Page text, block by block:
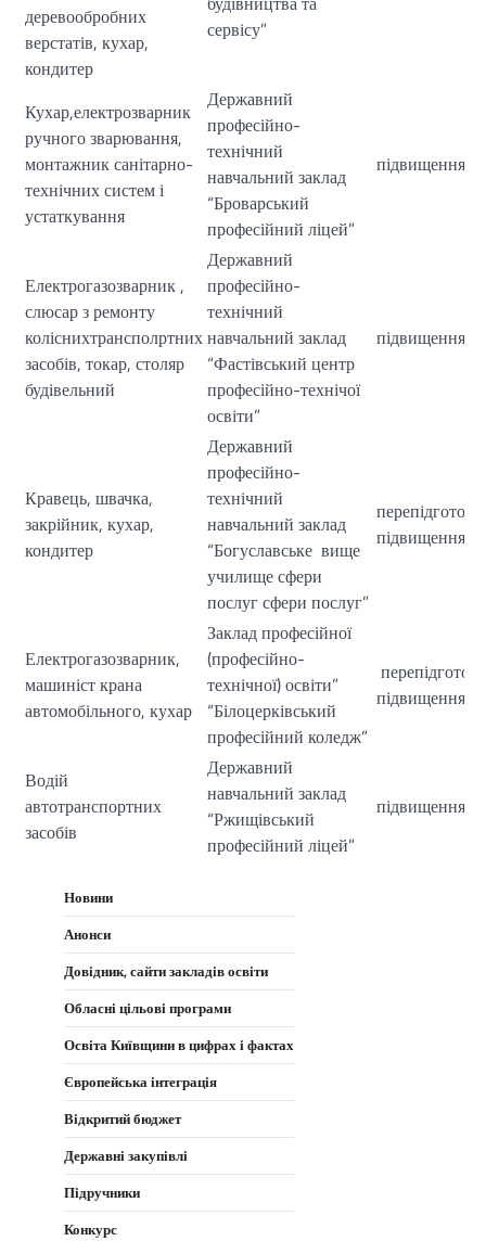
деревообробних
верстатів, кухар,
кондитер
сервісу”
Кухар,електрозварник
ручного зварювання,
монтажник санітарно-
технічних систем і
устаткування
Державний
професійно-
технічний
навчальний заклад
“Броварський
професійний ліцей”
підвищення
Електрогазозварник ,
слюсар з ремонту
коліснихтрансполртних
засобів, токар, столяр
будівельний
Державний
професійно-
технічний
навчальний заклад
“Фастівський центр
професійно-технічої
освіти”
підвищення
Кравець, швачка,
закрійник, кухар,
кондитер
Державний
професійно-
технічний
навчальний заклад
“Богуславське вище
училище сфери
послуг сфери послуг”
підвищення
Електрогазозварник,
машиніст крана
автомобільного, кухар
Заклад професійної
(професійно-
технічної) освіти”
“Білоцерківський
професійний коледж”
підвищення
Водій
автотранспортних
засобів
Державний
навчальний заклад
“Ржищівський
професійний ліцей”
підвищення
Новини
Анонси
Довідник, сайти закладів освіти
Обласні цільові програми
Освіта Київщини в цифрах і фактах
Європейська інтеграція
Відкритий бюджет
Державні закупівлі
Підручники
Конкурс